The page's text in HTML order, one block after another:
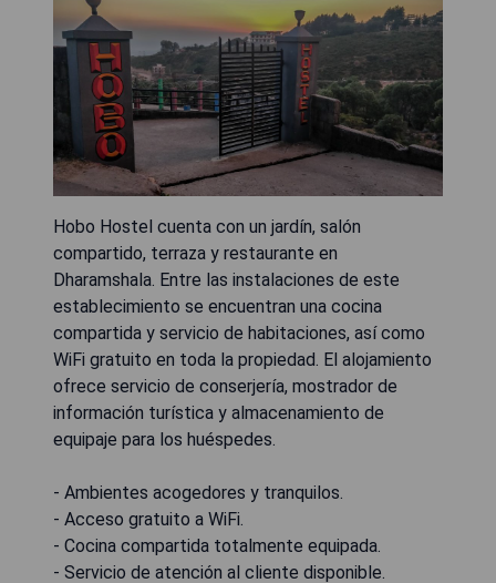
Hobo Hostel cuenta con un jardín, salón
compartido, terraza y restaurante en
Dharamshala. Entre las instalaciones de este
establecimiento se encuentran una cocina
compartida y servicio de habitaciones, así como
WiFi gratuito en toda la propiedad. El alojamiento
ofrece servicio de conserjería, mostrador de
información turística y almacenamiento de
equipaje para los huéspedes.
- Ambientes acogedores y tranquilos.
- Acceso gratuito a WiFi.
- Cocina compartida totalmente equipada.
- Servicio de atención al cliente disponible.